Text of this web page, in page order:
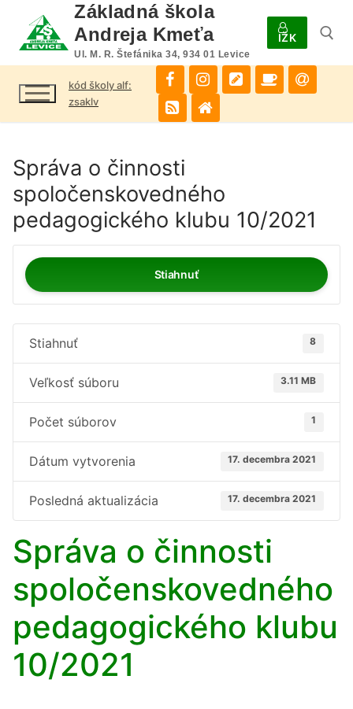
obsah
Základná škola
Andreja Kmeťa
Ul. M. R. Štefánika 34, 934 01 Levice
IŽK
Hľadať:
kód školy alf:
zsaklv
Správa o činnosti
spoločenskovedného
pedagogického klubu 10/2021
Stiahnuť
Stiahnuť 8
Veľkosť súboru 3.11 MB
Počet súborov 1
Dátum vytvorenia 17. decembra 2021
Posledná aktualizácia 17. decembra 2021
Správa o činnosti
spoločenskovedného
pedagogického klubu
10/2021